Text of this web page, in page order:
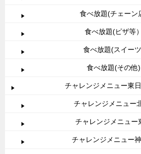
食べ放題(チェーン
食べ放題(ピザ等
食べ放題(スイー
食べ放題(その他
チャレンジメニュー東
チャレンジメニュー
チャレンジメニュー
チャレンジメニュー